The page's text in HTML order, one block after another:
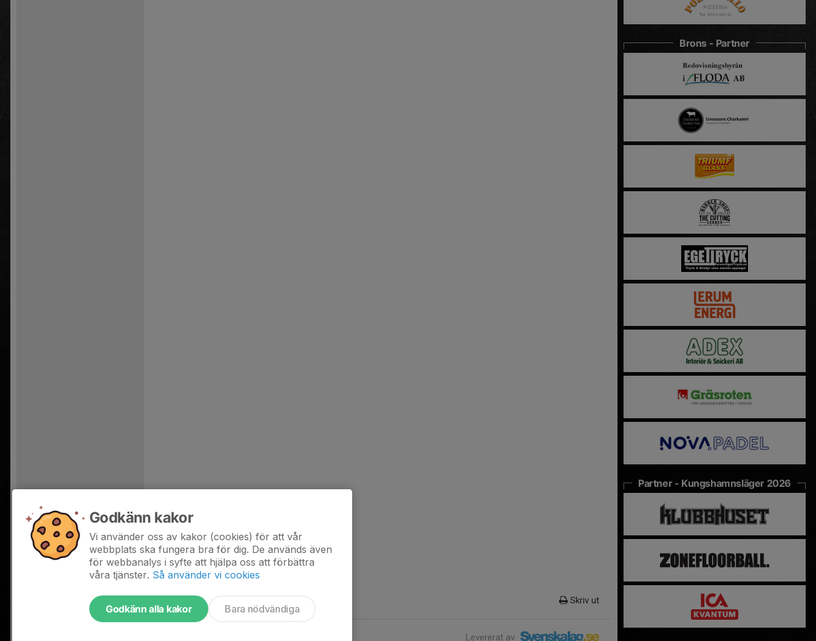
Skriv ut
Levererat av
Brons - Partner
Partner - Kungshamnsläger 2026
Godkänn kakor
Vi använder oss av kakor (cookies) för att vår
webbplats ska fungera bra för dig. De används även
för webbanalys i syfte att hjälpa oss att förbättra
våra tjänster. Så använder vi cookies
Godkänn alla kakor Bara nödvändiga